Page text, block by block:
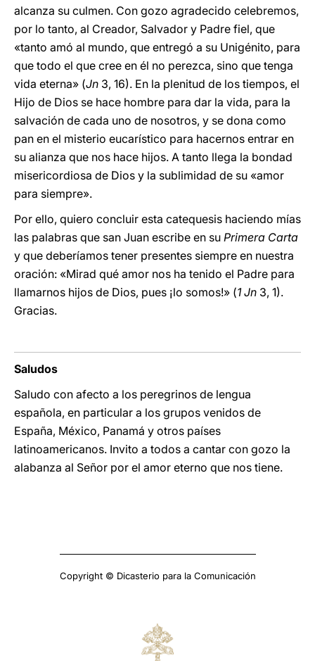
alcanza su culmen. Con gozo agradecido celebremos,
por lo tanto, al Creador, Salvador y Padre fiel, que
«tanto amó al mundo, que entregó a su Unigénito, para
que todo el que cree en él no perezca, sino que tenga
vida eterna» (Jn 3, 16). En la plenitud de los tiempos, el
Hijo de Dios se hace hombre para dar la vida, para la
salvación de cada uno de nosotros, y se dona como
pan en el misterio eucarístico para hacernos entrar en
su alianza que nos hace hijos. A tanto llega la bondad
misericordiosa de Dios y la sublimidad de su «amor
para siempre».
Por ello, quiero concluir esta catequesis haciendo mías
las palabras que san Juan escribe en su Primera Carta
y que deberíamos tener presentes siempre en nuestra
oración: «Mirad qué amor nos ha tenido el Padre para
llamarnos hijos de Dios, pues ¡lo somos!» (1 Jn 3, 1).
Gracias.
Saludos
Saludo con afecto a los peregrinos de lengua
española, en particular a los grupos venidos de
España, México, Panamá y otros países
latinoamericanos. Invito a todos a cantar con gozo la
alabanza al Señor por el amor eterno que nos tiene.
Copyright © Dicasterio para la Comunicación